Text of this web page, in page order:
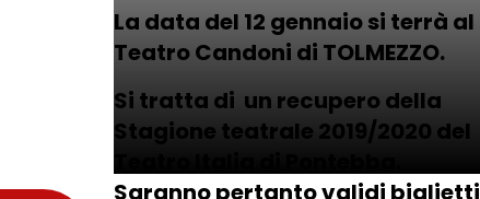
La data del 12 gennaio si terrà al
Teatro Candoni di TOLMEZZO.
Si tratta di un recupero della
Stagione teatrale 2019/2020 del
Saranno pertanto validi biglietti